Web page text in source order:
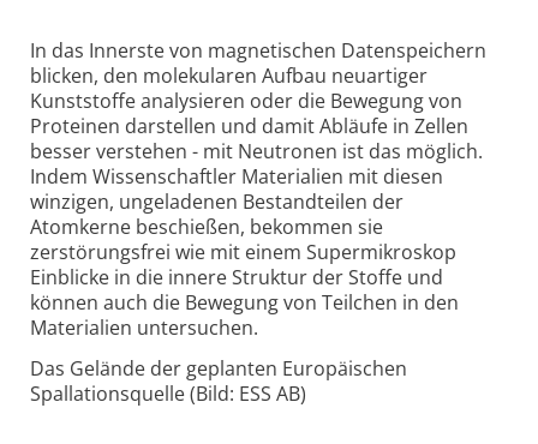
In das Innerste von magnetischen Datenspeichern
blicken, den molekularen Aufbau neuartiger
Kunststoffe analysieren oder die Bewegung von
Proteinen darstellen und damit Abläufe in Zellen
besser verstehen - mit Neutronen ist das möglich.
Indem Wissenschaftler Materialien mit diesen
winzigen, ungeladenen Bestandteilen der
Atomkerne beschießen, bekommen sie
zerstörungsfrei wie mit einem Supermikroskop
Einblicke in die innere Struktur der Stoffe und
können auch die Bewegung von Teilchen in den
Materialien untersuchen.
Das Gelände der geplanten Europäischen
Spallationsquelle (Bild: ESS AB)